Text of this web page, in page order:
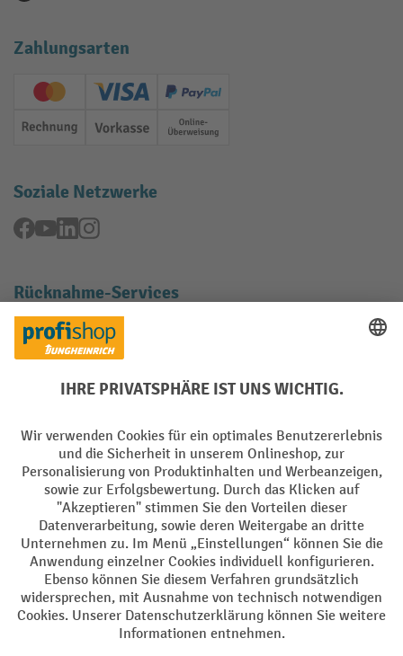
Zahlungsarten
Creditcard (Master)Creditcard (Visa)
PayPal
Rechnung Vorkasse Online-Überweisung
Soziale Netzwerke
Facebook
YouTubeLinkedInInstagram
Rücknahme-Services
Elektrogeräte Rückname
Batterie Rückname
Impressum Datenschutz
Barrierefreiheit Grounding Page Privacy Settings
Alle Preise exkl. gesetzl. Mehrwertsteuer zzgl.Versandkostenund ggf.
Nachnahmegebühren, wenn nicht anders angegeben.
¹ Der Rabatt gilt so lange der Vorrat reicht. Der Rabatt gilt nicht auf